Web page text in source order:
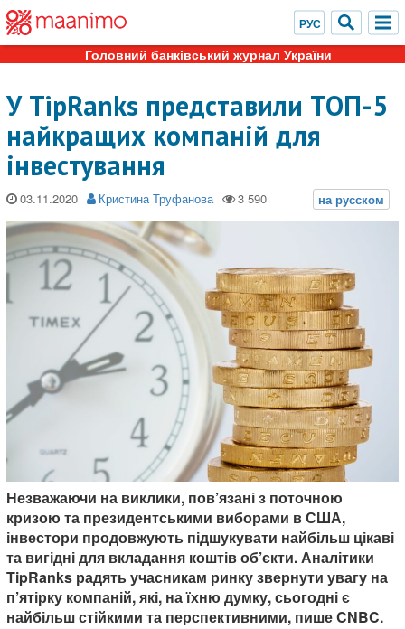
Головний банківський журнал України
У TipRanks представили ТОП-5
найкращих компаній для
інвестування
03.11.2020 Кристина Труфанова
Незважаючи на виклики, пов’язані з поточною
кризою та президентськими виборами в США,
інвестори продовжують підшукувати найбільш цікаві
та вигідні для вкладання коштів об’єкти. Аналітики
TipRanks радять учасникам ринку звернути увагу на
п’ятірку компаній, які, на їхню думку, сьогодні є
найбільш стійкими та перспективними, пише CNBC.